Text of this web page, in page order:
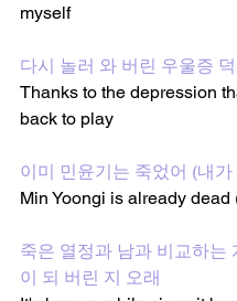
myself
다시 놀러 와 버린 우울증
Thanks to the depression
back to play
이미 민윤기는 죽었어 (내가
Min Yoongi is already dead
죽은 열정과 남과 비교하는
이 되 버린 지 오래